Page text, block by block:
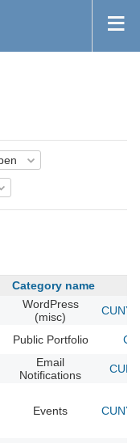
Category name
WordPress
(misc)
CUNY
Public Portfolio
Email
Notifications
Events CUNY